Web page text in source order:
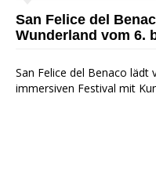
San Felice del
Wunderland vom 6.
San Felice del Benaco lädt
immersiven Festival mit